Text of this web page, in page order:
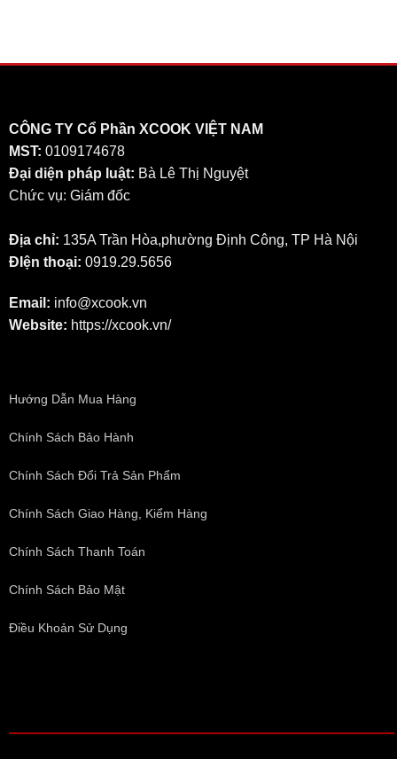
490.000 ₫
CÔNG TY Cổ Phần XCOOK VIỆT NAM
MST: 0109174678
Đại diện pháp luật: Bà Lê Thị Nguyệt
Chức vụ: Giám đốc
Địa chỉ: 135A Trần Hòa,phường Định Công, TP Hà Nội
ĐIện thoại: 0919.29.5656
Email: info@xcook.vn
Website: https://xcook.vn/
Hướng Dẫn Mua Hàng
Chính Sách Bảo Hành
Chính Sách Đổi Trả Sản Phẩm
Chính Sách Giao Hàng, Kiểm Hàng
Chính Sách Thanh Toán
Chính Sách Bảo Mật
Điều Khoản Sử Dụng